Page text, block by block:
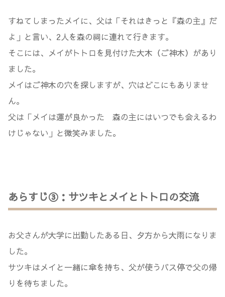
すねてしまったメイに、父は「それはきっと『森の主』だ
よ」と言い、2人を森の祠に連れて行きます。
そこには、メイがトトロを見付けた大木（ご神木）があり
ました。
メイはご神木の穴を探しますが、穴はどこにもありませ
ん。
父は「メイは運が良かった 森の主にはいつでも会えるわ
けじゃない」と微笑みました。
あらすじ③：サツキとメイとトトロの交流
お父さんが大学に出勤したある日、夕方から大雨になりま
した。
サツキはメイと一緒に傘を持ち、父が使うバス停で父の帰
りを待ちました。